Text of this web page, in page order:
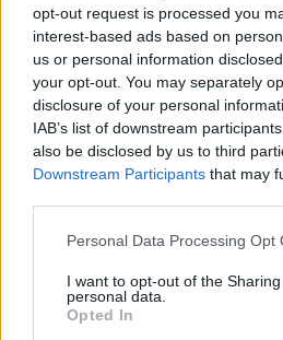
opt-out request is processed you
interest-based ads based on
us or personal information
your opt-out. You may separately
disclosure of your personal
IAB’s list of downstream
also be disclosed by us to third
Downstream Participants that may
Please note that this website/app
not limited to your visit or usage
grant or deny consent to Google
use your data for below specified
Personal Data Processing Opt
I want to opt-out of the
personal data.
Opted In
Πώς να προστατευτείτε από
– Τα 6 μέτρα για τις ευπαθείς